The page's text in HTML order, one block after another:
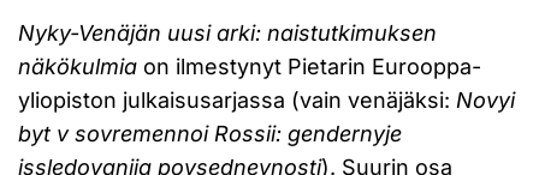
Nyky-Venäjän uusi arki: naistutkimuksen
näkökulmia on ilmestynyt Pietarin Eurooppa-
yliopiston julkaisusarjassa (vain venäjäksi: Novyi
byt v sovremennoi Rossii: gendernyje
issledovanija povsednevnosti). Suurin osa